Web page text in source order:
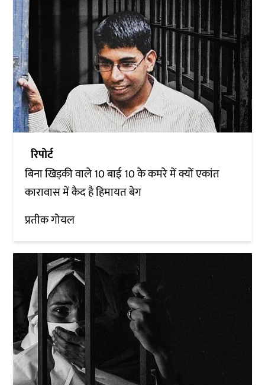
रिपोर्ट
बिना खिड़की वाले 10 बाई 10 के कमरे में क्यों एकांत
कारावास में कैद है हिमायत बेग
प्रतीक गोयल